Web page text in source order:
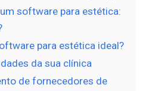
software para estética:
para estética ideal?
da sua clínica
de fornecedores de